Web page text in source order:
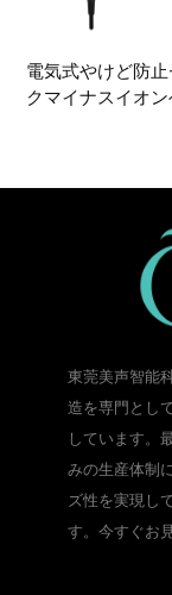
電気式やけど防
クマイナスイオン
東莞美声智能
造を専門とし
しています。
みの生産体制
ズ性を実現し
す。今すぐお